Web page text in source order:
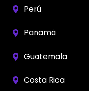
Perú
Panamá
Guatemala
Costa Rica